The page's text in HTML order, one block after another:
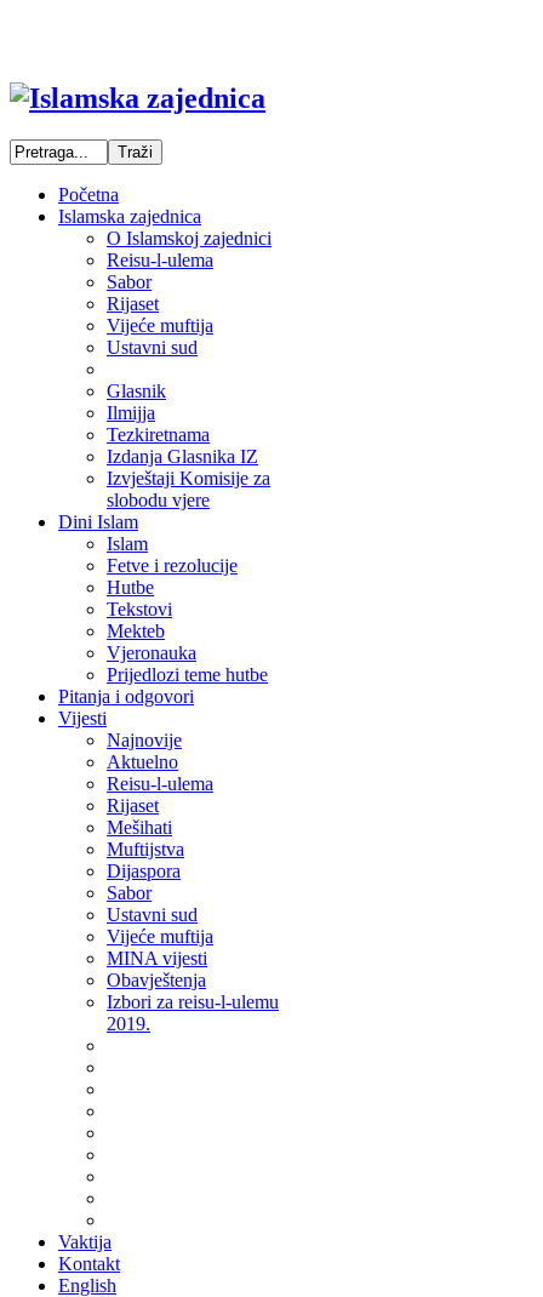
Početna
Islamska zajednica
O Islamskoj zajednici
Reisu-l-ulema
Sabor
Rijaset
Vijeće muftija
Ustavni sud
Glasnik
Ilmijja
Tezkiretnama
Izdanja Glasnika IZ
Izvještaji Komisije za
slobodu vjere
Dini Islam
Islam
Fetve i rezolucije
Hutbe
Tekstovi
Mekteb
Vjeronauka
Prijedlozi teme hutbe
Pitanja i odgovori
Vijesti
Najnovije
Aktuelno
Reisu-l-ulema
Rijaset
Mešihati
Muftijstva
Dijaspora
Sabor
Ustavni sud
Vijeće muftija
MINA vijesti
Obavještenja
Izbori za reisu-l-ulemu
2019.
Vaktija
Kontakt
English